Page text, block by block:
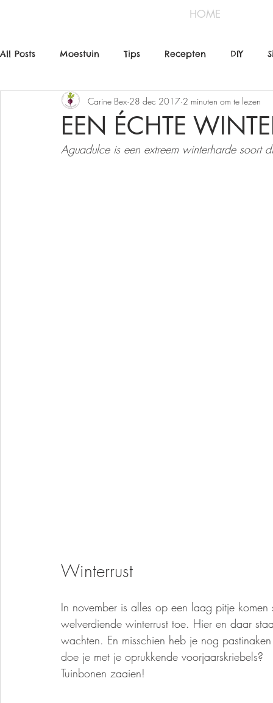
HOME
All Posts Moestuin Tips Recepten DIY
EEN ÉCHTE
Carine Bex 28 dec 2017 2 minuten om te lezen
Aguadulce is een extreem winterharde soort
Winterrust
In november is alles op een laag pitje
welverdiende winterrust toe. Hier en daar
wachten. En misschien heb je nog
doe je met je oprukkende voorjaarskriebels?
Tuinbonen zaaien!